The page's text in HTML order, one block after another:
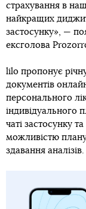
страхування в
найкращих
застосунку», —
ексголова
lilo пропонує
документів
персонального
індивідуального
чаті застосунку
можливістю
здавання аналізів.